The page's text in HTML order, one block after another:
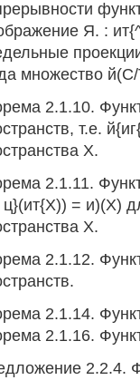
Я. :
множество
2.1.10.
т.е.
X.
2.1.11.
ц}(ит{Х)) = и)(Х)
X.
2.1.12.
2.1.14.
2.1.16.
2.2.4.